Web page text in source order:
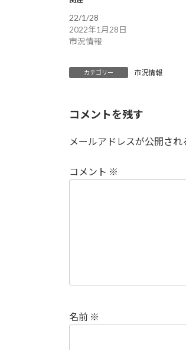
22/1/28
2022年1月28日
市況情報
カテゴリー 市況情報
コメントを残す
メールアドレスが公開され
コメント ※
名前 ※